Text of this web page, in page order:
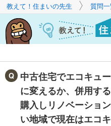
教えて！住まいの先生 質問
中古住宅でエコキュ
に変えるか、併用す
購入しリノベーショ
い地域で現在はエコ